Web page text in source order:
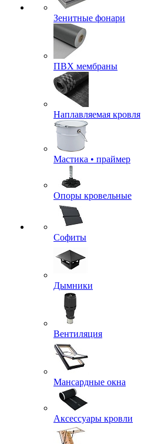
Зенитные фонари
ПВХ мембраны
Наплавляемая кровля
Мастика • праймер
Опоры кровельные
Софиты
Дымники
Вентиляция
Мансардные окна
Аксессуары кровли